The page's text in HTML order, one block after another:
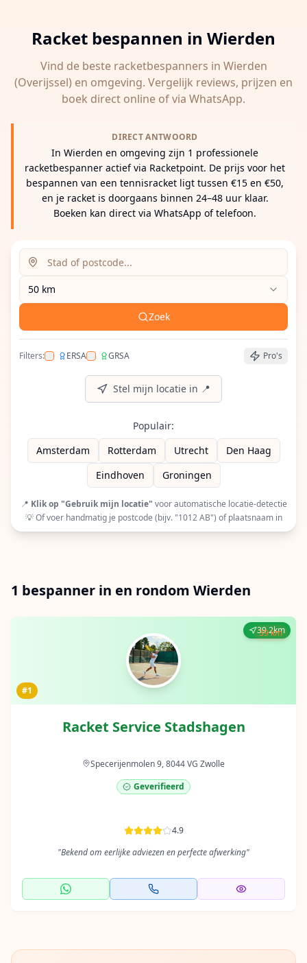
Racket bespannen in Wierden
Vind de beste racketbespanners in Wierden
(Overijssel) en omgeving. Vergelijk reviews, prijzen en
boek direct online of via WhatsApp.
DIRECT ANTWOORD
In Wierden en omgeving zijn 1 professionele
racketbespanner actief via Racketpoint. De prijs voor het
bespannen van een tennisracket ligt tussen €15 en €50,
en je racket is doorgaans binnen 24–48 uur klaar.
Boeken kan direct via WhatsApp of telefoon.
Zoeklocatie (stad of postcode)
Voer een stad, postcode of adres in om
50 km
Zoek
Filters: ERSA
Filter op ERSA (European Racquet Stringers
GRSA
Filter op GRSA (Global Racquet Pro's
Stel mijn locatie in 📍
Populair:
Amsterdam
Rotterdam Utrecht
Den Haag
Eindhoven
Groningen
📍 Klik op "Gebruik mijn locatie" voor automatische locatie-detectie
💡 Of voer handmatig je postcode (bijv. "1012 AB") of plaatsnaam in
1 bespanner in en rondom Wierden
39.2km
#1
Racket Service Stadshagen
Specerijenmolen 9, 8044 VG Zwolle
Geverifieerd
4.9
"Bekend om eerlijke adviezen en perfecte afwerking"
39 km